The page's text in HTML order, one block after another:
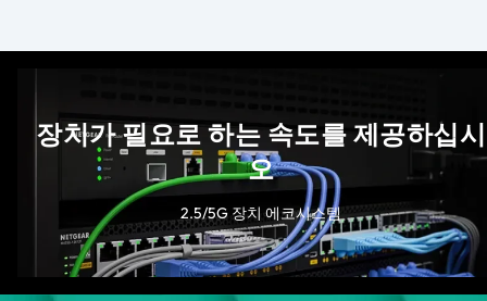
장치가 필요로 하는 속도를 제공하십시
오
2.5/5G 장치 에코시스템